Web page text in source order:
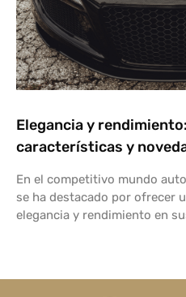
Elegancia y
características y
En el competitivo mundo
se ha destacado por ofrecer
elegancia y rendimiento en